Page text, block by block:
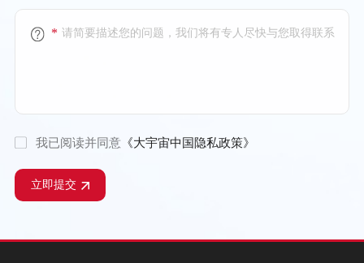
*
我已阅读并同意 《大宇宙中国隐私政策》
立即提交